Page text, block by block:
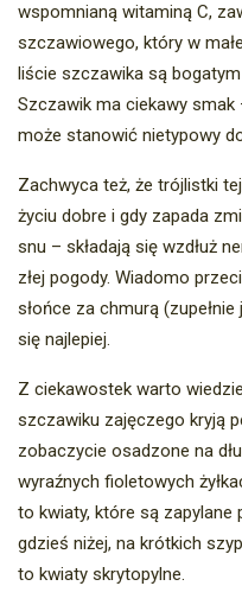
wspomnianą witaminą C,
szczawiowego, który w
liście szczawika są
Szczawik ma ciekawy smak
może stanowić nietypowy
Zachwyca też, że trójlistki
życiu dobre i gdy zapada
snu – składają się wzdłuż
złej pogody. Wiadomo
słońce za chmurą
się najlepiej.
Z ciekawostek warto
szczawiku zajęczego kryją
zobaczycie osadzone na
wyraźnych fioletowych
to kwiaty, które są zapylane
gdzieś niżej, na krótkich
to kwiaty skrytopylne.